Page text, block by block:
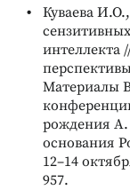
Куваева
интеллекта
Материалы
рождения А.
основания
12–14
957.